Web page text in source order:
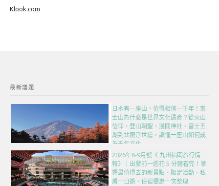
Klook.com
最新議題
日本有一座山，值得相信一千年！富
士山為什麼是世界文化遺產？從火山
信仰、登山朝聖、淺間神社、富士五
湖到北齋浮世繪，讀懂一座山如何成
為千年文化
2026年8-9月號《 九州福岡旅行情
報》｜出發前一週花 5 分鐘看完！掌
握最值得去的新景點、限定活動、私
房一日遊、住宿優惠一次整理